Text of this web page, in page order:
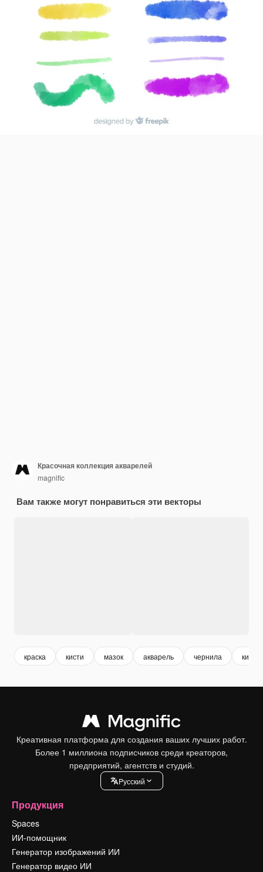
Красочная коллекция акварелей
magnific
Вам также могут понравиться эти векторы
краска кисти мазок акварель чернила кисти
Креативная платформа для создания ваших лучших работ.
Более 1 миллиона подписчиков среди креаторов,
предприятий, агентств и студий.
Pусский
Продукция
Spaces
ИИ-помощник
Генератор изображений ИИ
Генератор видео ИИ